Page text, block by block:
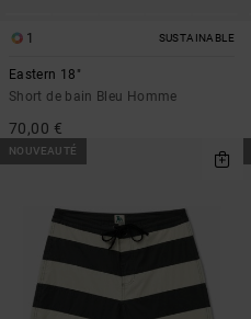
1 SUSTAINABLE
Eastern 18"
Short de bain Bleu Homme
70,00 €
NOUVEAUTÉ